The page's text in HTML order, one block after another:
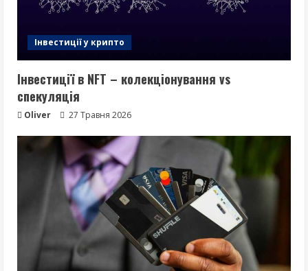
Інвестиції у крипто
Інвестиції в NFT – колекціонування vs
спекуляція
Oliver 27 Травня 2026